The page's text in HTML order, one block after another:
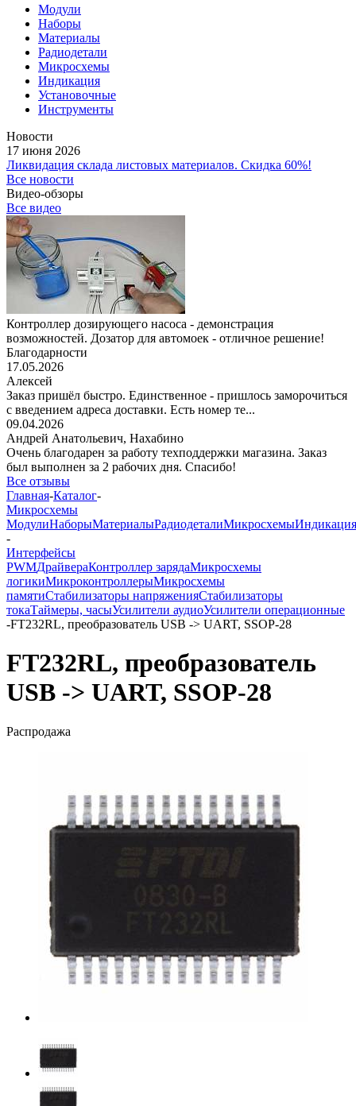
Модули
Наборы
Материалы
Радиодетали
Микросхемы
Индикация
Установочные
Инструменты
Новости
17 июня 2026
Ликвидация склада листовых материалов. Скидка 60%!
Все новости
Видео-обзоры
Все видео
Контроллер дозирующего насоса - демонстрация
возможностей. Дозатор для автомоек - отличное решение!
Благодарности
17.05.2026
Алексей
Заказ пришёл быстро. Единственное - пришлось заморочиться
с введением адреса доставки. Есть номер те...
09.04.2026
Андрей Анатольевич, Нахабино
Очень благодарен за работу техподдержки магазина. Заказ
был выполнен за 2 рабочих дня. Спасибо!
Все отзывы
Главная-Каталог-
Микросхемы
МодулиНаборыМатериалыРадиодеталиМикросхемыИндикация
-
Интерфейсы
PWMДрайвераКонтроллер зарядаМикросхемы
логикиМикроконтроллерыМикросхемы
памятиСтабилизаторы напряженияСтабилизаторы
токаТаймеры, часыУсилители аудиоУсилители операционные
-FT232RL, преобразователь USB -> UART, SSOP-28
FT232RL, преобразователь
USB -> UART, SSOP-28
Распродажа